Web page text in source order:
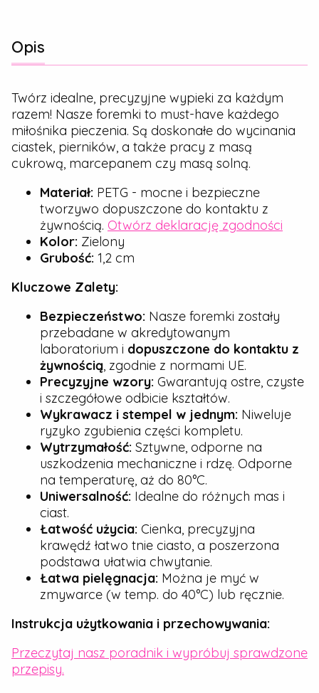
Opis
Twórz idealne, precyzyjne wypieki za każdym
razem! Nasze foremki to must-have każdego
miłośnika pieczenia. Są doskonałe do wycinania
ciastek, pierników, a także pracy z masą
cukrową, marcepanem czy masą solną.
Materiał: PETG - mocne i bezpieczne
tworzywo dopuszczone do kontaktu z
żywnością. Otwórz deklarację zgodności
Kolor: Zielony
Grubość: 1,2 cm
Kluczowe Zalety:
Bezpieczeństwo: Nasze foremki zostały
przebadane w akredytowanym
laboratorium i dopuszczone do kontaktu z
żywnością, zgodnie z normami UE.
Precyzyjne wzory: Gwarantują ostre, czyste
i szczegółowe odbicie kształtów.
Wykrawacz i stempel w jednym: Niweluje
ryzyko zgubienia części kompletu.
Wytrzymałość: Sztywne, odporne na
uszkodzenia mechaniczne i rdzę. Odporne
na temperaturę, aż do 80°C.
Uniwersalność: Idealne do różnych mas i
ciast.
Łatwość użycia: Cienka, precyzyjna
krawędź łatwo tnie ciasto, a poszerzona
podstawa ułatwia chwytanie.
Łatwa pielęgnacja: Można je myć w
zmywarce (w temp. do 40°C) lub ręcznie.
Instrukcja użytkowania i przechowywania:
Przeczytaj nasz poradnik i wypróbuj sprawdzone
przepisy.